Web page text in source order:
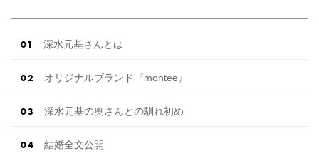
深水元基さんとは
オリジナルブランド『montee』
深水元基の奥さんとの馴れ初め
結婚全文公開